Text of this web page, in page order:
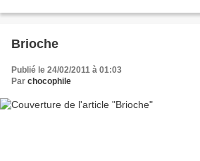
Brioche
Publié le 24/02/2011 à 01:03
Par chocophile